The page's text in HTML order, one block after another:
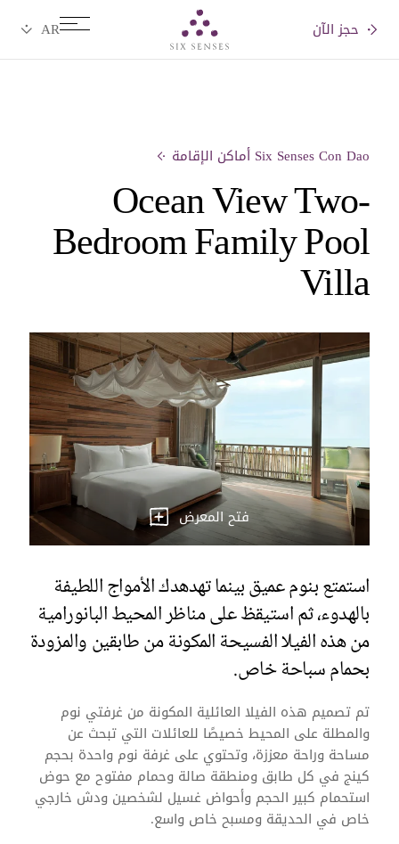
حجز الآن
Six Senses Con Dao أماكن الإقامة
Ocean View Two-
Bedroom Family Pool
Villa
فتح المعرض
استمتع بنوم عميق بينما تهدهدك الأمواج اللطيفة
بالهدوء، ثم استيقظ على مناظر المحيط البانورامية
من هذه الفيلا الفسيحة المكونة من طابقين والمزودة
بحمام سباحة خاص.
تم تصميم هذه الفيلا العائلية المكونة من غرفتي نوم
والمطلة على المحيط خصيصًا للعائلات التي تبحث عن
مساحة وراحة معززة، وتحتوي على غرفة نوم واحدة بحجم
كينج في كل طابق ومنطقة صالة وحمام مفتوح مع حوض
استحمام كبير الحجم وأحواض غسيل لشخصين ودش خارجي
خاص في الحديقة ومسبح خاص واسع.